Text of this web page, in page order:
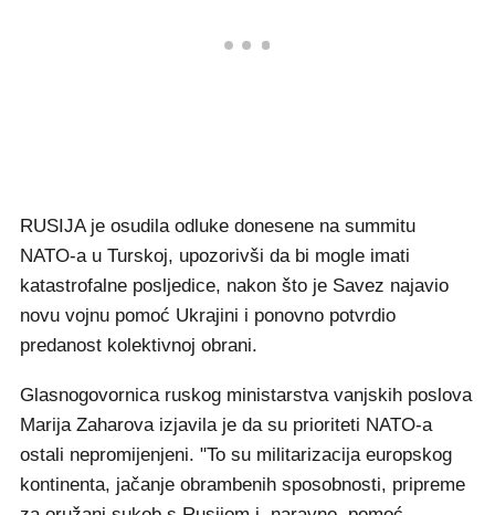
RUSIJA je osudila odluke donesene na summitu
NATO-a u Turskoj, upozorivši da bi mogle imati
katastrofalne posljedice, nakon što je Savez najavio
novu vojnu pomoć Ukrajini i ponovno potvrdio
predanost kolektivnoj obrani.
Glasnogovornica ruskog ministarstva vanjskih poslova
Marija Zaharova izjavila je da su prioriteti NATO-a
ostali nepromijenjeni. "To su militarizacija europskog
kontinenta, jačanje obrambenih sposobnosti, pripreme